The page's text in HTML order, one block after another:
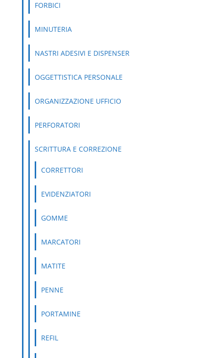
FORBICI
MINUTERIA
NASTRI ADESIVI E DISPENSER
OGGETTISTICA PERSONALE
ORGANIZZAZIONE UFFICIO
PERFORATORI
SCRITTURA E CORREZIONE
CORRETTORI
EVIDENZIATORI
GOMME
MARCATORI
MATITE
PENNE
PORTAMINE
REFIL